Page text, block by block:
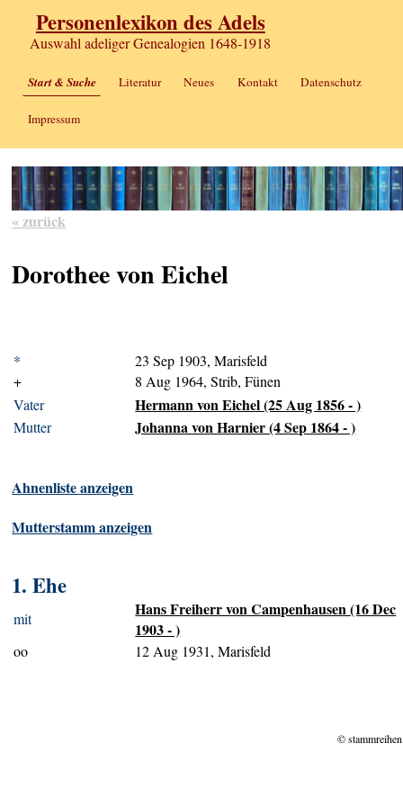
Personenlexikon des Adels
Auswahl adeliger Genealogien 1648-1918
Start & Suche Literatur Neues Kontakt Datenschutz
Impressum
« zurück
Dorothee von Eichel
*
23 Sep 1903, Marisfeld
+
8 Aug 1964, Strib, Fünen
Vater
Hermann von Eichel (25 Aug 1856 - )
Mutter Johanna von Harnier (4 Sep 1864 - )
Ahnenliste anzeigen
Mutterstamm anzeigen
1. Ehe
mit
Hans Freiherr von Campenhausen (16 Dec
1903 - )
oo 12 Aug 1931, Marisfeld
©